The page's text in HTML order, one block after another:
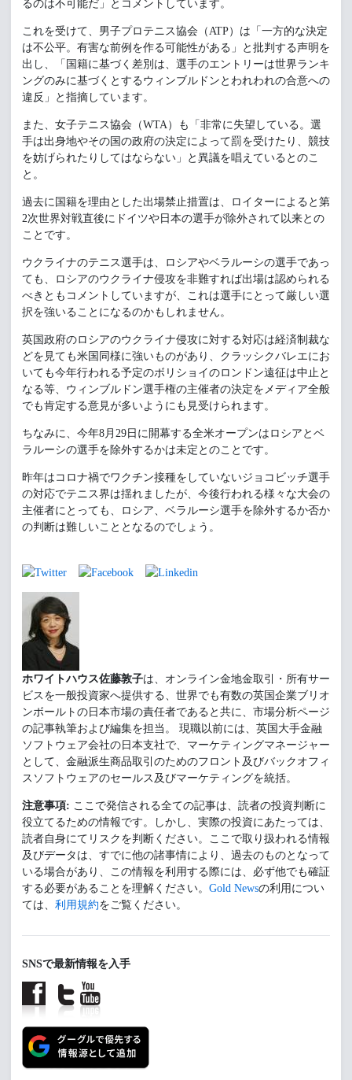
るのは不可能だ」とコメントしています。
これを受けて、男子プロテニス協会（ATP）は「一方的な決定
は不公平。有害な前例を作る可能性がある」と批判する声明を
出し、「国籍に基づく差別は、選手のエントリーは世界ランキ
ングのみに基づくとするウィンブルドンとわれわれの合意への
違反」と指摘しています。
また、女子テニス協会（WTA）も「非常に失望している。選
手は出身地やその国の政府の決定によって罰を受けたり、競技
を妨げられたりしてはならない」と異議を唱えているとのこ
と。
過去に国籍を理由とした出場禁止措置は、ロイターによると第
2次世界対戦直後にドイツや日本の選手が除外されて以来との
ことです。
ウクライナのテニス選手は、ロシアやベラルーシの選手であっ
ても、ロシアのウクライナ侵攻を非難すれば出場は認められる
べきともコメントしていますが、これは選手にとって厳しい選
択を強いることになるのかもしれません。
英国政府のロシアのウクライナ侵攻に対する対応は経済制裁な
どを見ても米国同様に強いものがあり、クラッシクバレエにお
いても今年行われる予定のボリショイのロンドン遠征は中止と
なる等、ウィンブルドン選手権の主催者の決定をメディア全般
でも肯定する意見が多いようにも見受けられます。
ちなみに、今年8月29日に開幕する全米オープンはロシアとベ
ラルーシの選手を除外するかは未定とのことです。
昨年はコロナ禍でワクチン接種をしていないジョコビッチ選手
の対応でテニス界は揺れましたが、今後行われる様々な大会の
主催者にとっても、ロシア、ベラルーシ選手を除外するか否か
の判断は難しいこととなるのでしょう。
ホワイトハウス佐藤敦子は、オンライン金地金取引・所有サー
ビスを一般投資家へ提供する、世界でも有数の英国企業ブリオ
ンボールトの日本市場の責任者であると共に、市場分析ページ
の記事執筆および編集を担当。 現職以前には、英国大手金融
ソフトウェア会社の日本支社で、マーケティングマネージャー
として、金融派生商品取引のためのフロント及びバックオフィ
スソフトウェアのセールス及びマーケティングを統括。
注意事項: ここで発信される全ての記事は、読者の投資判断に
役立てるための情報です。しかし、実際の投資にあたっては、
読者自身にてリスクを判断ください。ここで取り扱われる情報
及びデータは、すでに他の諸事情により、過去のものとなって
いる場合があり、この情報を利用する際には、必ず他でも確証
する必要があることを理解ください。 Gold Newsの利用につい
ては、 利用規約をご覧ください。
SNSで最新情報を入手